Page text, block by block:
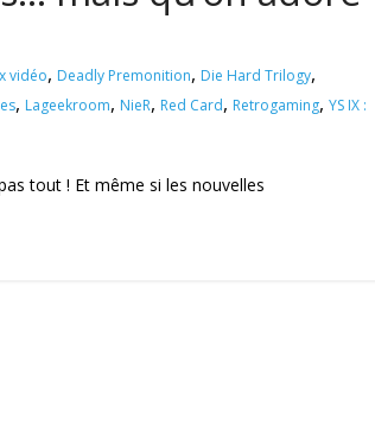
vidéo, Deadly Premonition, Die Hard Trilogy,
, Lageekroom, NieR, Red Card, Retrogaming, YS IX :
tout ! Et même si les nouvelles